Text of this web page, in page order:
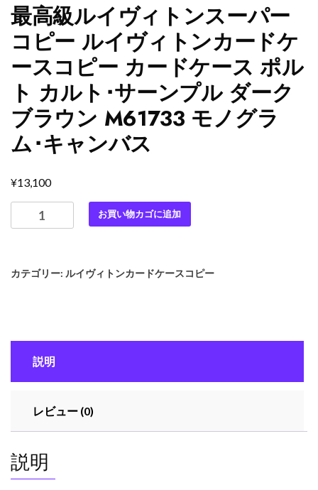
最高級ルイヴィトンスーパー
コピー ルイヴィトンカードケ
ースコピー カードケース ポル
ト カルト･サーンプル ダーク
ブラウン M61733 モノグラ
ム･キャンバス
¥13,100
高
イ
ー
コ
ー
ル
お買い物カゴに追加
カテゴリー: ルイヴィトンカードケースコピー
説明
レビュー (0)
説明